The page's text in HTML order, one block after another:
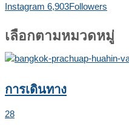
Instagram 6,903Followers
เลือกตามหมวดหมู่
การเดินทาง
28